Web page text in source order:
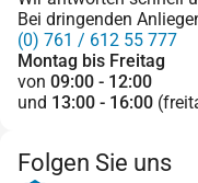
Bei dringenden
(0) 761 / 612 55 777
Montag bis Freitag
von 09:00 - 12:00
und 13:00 - 16:00
Folgen Sie uns